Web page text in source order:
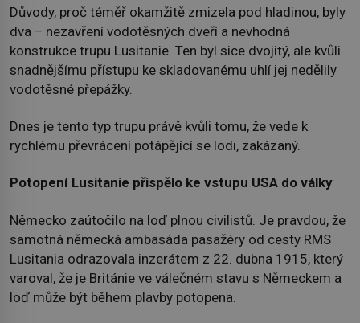
Důvody, proč téměř okamžitě zmizela pod hladinou, byly
dva – nezavření vodotěsných dveří a nevhodná
konstrukce trupu Lusitanie. Ten byl sice dvojitý, ale kvůli
snadnějšímu přístupu ke skladovanému uhlí jej nedělily
vodotěsné přepážky.
Dnes je tento typ trupu právě kvůli tomu, že vede k
rychlému převrácení potápějící se lodi, zakázaný.
Potopení Lusitanie přispělo ke vstupu USA do války
Německo zaútočilo na loď plnou civilistů. Je pravdou, že
samotná německá ambasáda pasažéry od cesty RMS
Lusitania odrazovala inzerátem z 22. dubna 1915, který
varoval, že je Británie ve válečném stavu s Německem a
loď může být během plavby potopena.